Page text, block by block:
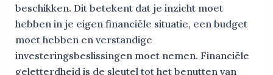
beschikken. Dit betekent dat je inzicht moet
hebben in je eigen financiële situatie, een budget
moet hebben en verstandige
investeringsbeslissingen moet nemen. Financiële
geletterdheid is de sleutel tot het benutten van